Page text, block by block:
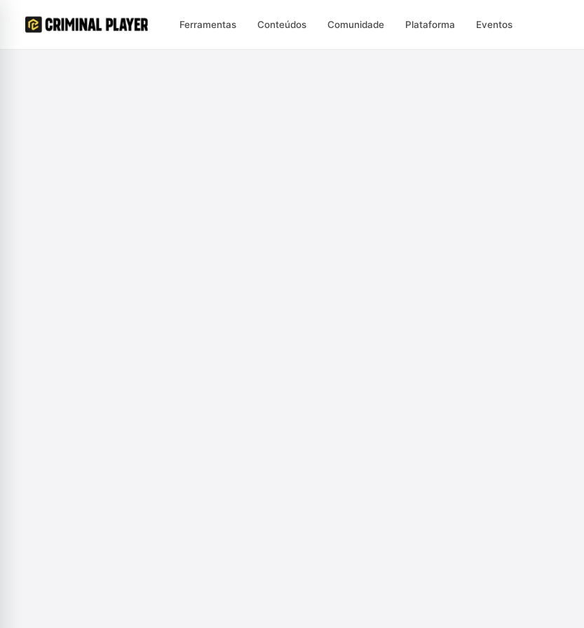
Ferramentas Conteúdos Comunidade Plataforma Eventos